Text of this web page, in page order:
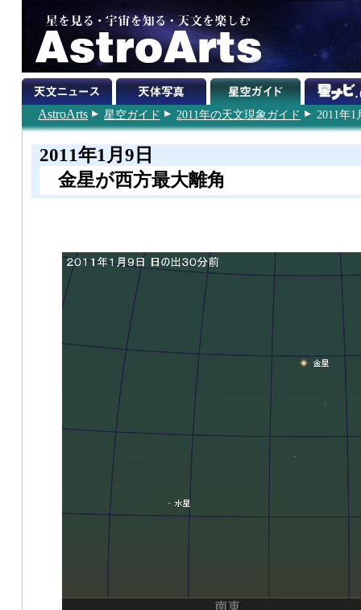
AstroArts 星空ガイド 2011年の天文現象ガイド 2011年1
2011年1月9日
金星が西方最大離角